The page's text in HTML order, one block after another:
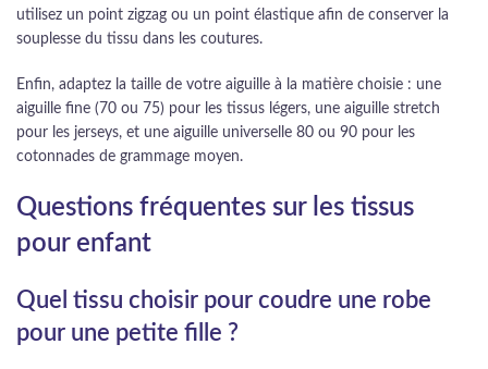
utilisez un point zigzag ou un point élastique afin de conserver la
souplesse du tissu dans les coutures.
Enfin, adaptez la taille de votre aiguille à la matière choisie : une
aiguille fine (70 ou 75) pour les tissus légers, une aiguille stretch
pour les jerseys, et une aiguille universelle 80 ou 90 pour les
cotonnades de grammage moyen.
Questions fréquentes sur les tissus
pour enfant
Quel tissu choisir pour coudre une robe
pour une petite fille ?